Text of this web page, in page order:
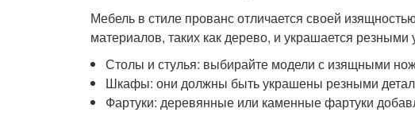
Мебель в стиле прованс отличается своей
материалов, таких как дерево, и украшается
Столы и стулья: выбирайте модели с изящными
Шкафы: они должны быть украшены резными
Фартуки: деревянные или каменные фартуки